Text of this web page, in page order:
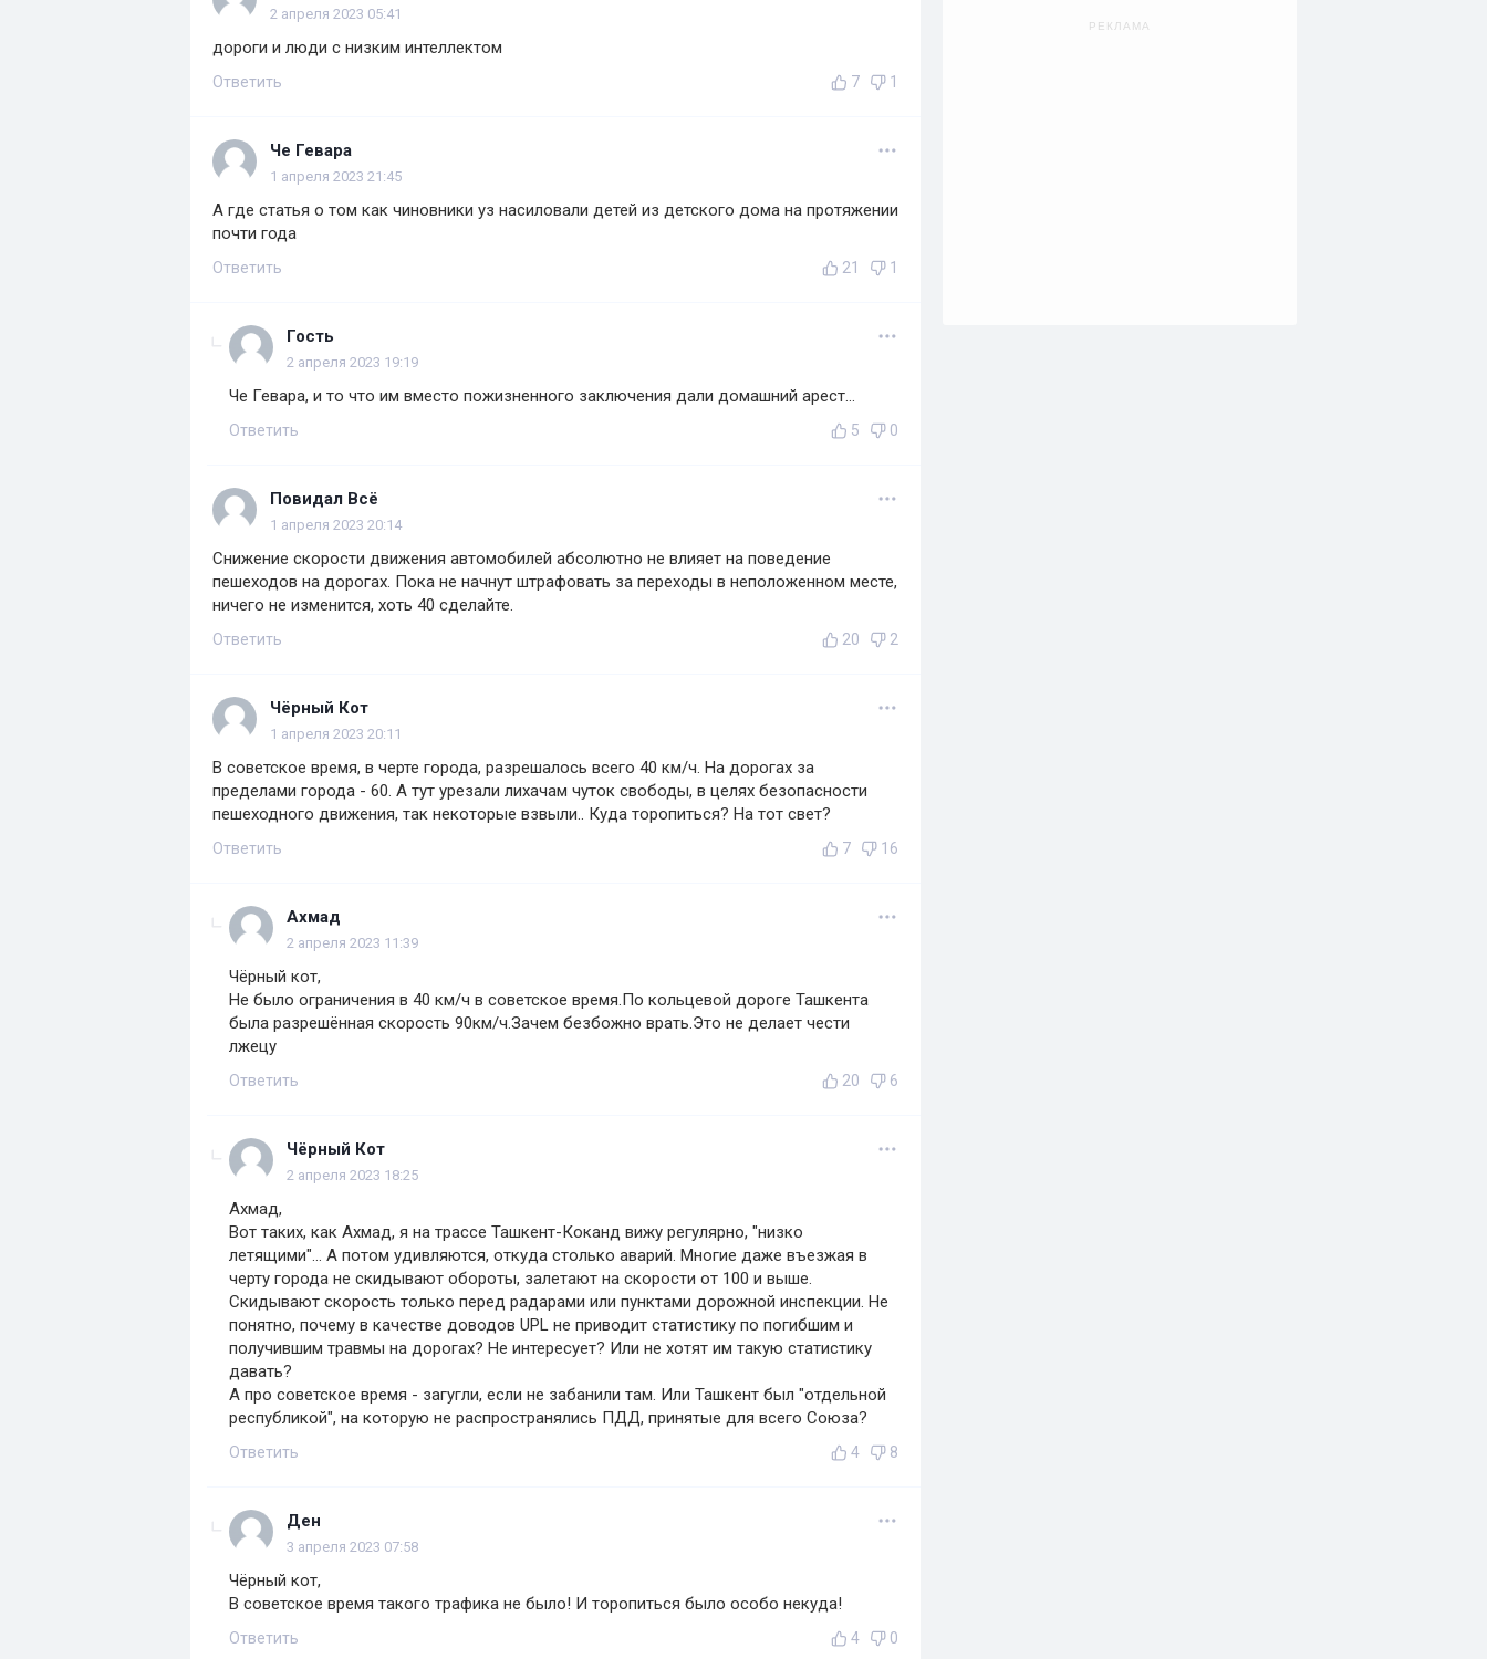
2 апреля 2023 05:41
дороги и люди с низким интеллектом
Ответить 7 1
Че Гевара
1 апреля 2023 21:45
А где статья о том как чиновники уз насиловали детей из детского дома на протяжении
почти года
Ответить 21 1
Гость
2 апреля 2023 19:19
Че Гевара, и то что им вместо пожизненного заключения дали домашний арест...
Ответить 5 0
Повидал Всё
1 апреля 2023 20:14
Снижение скорости движения автомобилей абсолютно не влияет на поведение
пешеходов на дорогах. Пока не начнут штрафовать за переходы в неположенном месте,
ничего не изменится, хоть 40 сделайте.
Ответить 20 2
Чёрный Кот
1 апреля 2023 20:11
В советское время, в черте города, разрешалось всего 40 км/ч. На дорогах за
пределами города - 60. А тут урезали лихачам чуток свободы, в целях безопасности
пешеходного движения, так некоторые взвыли.. Куда торопиться? На тот свет?
Ответить 7 16
Ахмад
2 апреля 2023 11:39
Чёрный кот,
Не было ограничения в 40 км/ч в советское время.По кольцевой дороге Ташкента
была разрешённая скорость 90км/ч.Зачем безбожно врать.Это не делает чести
лжецу
Ответить 20 6
Чёрный Кот
2 апреля 2023 18:25
Ахмад,
Вот таких, как Ахмад, я на трассе Ташкент-Коканд вижу регулярно, "низко
летящими"... А потом удивляются, откуда столько аварий. Многие даже въезжая в
черту города не скидывают обороты, залетают на скорости от 100 и выше.
Скидывают скорость только перед радарами или пунктами дорожной инспекции. Не
понятно, почему в качестве доводов UPL не приводит статистику по погибшим и
получившим травмы на дорогах? Не интересует? Или не хотят им такую статистику
давать?
А про советское время - загугли, если не забанили там. Или Ташкент был "отдельной
республикой", на которую не распространялись ПДД, принятые для всего Союза?
Ответить 4 8
Ден
3 апреля 2023 07:58
Чёрный кот,
В советское время такого трафика не было! И торопиться было особо некуда!
Ответить 4 0